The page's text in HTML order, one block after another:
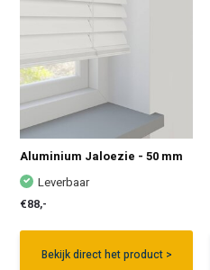
Aluminium Jaloezie - 50 mm
Leverbaar
€88,-
Bekijk direct het product >